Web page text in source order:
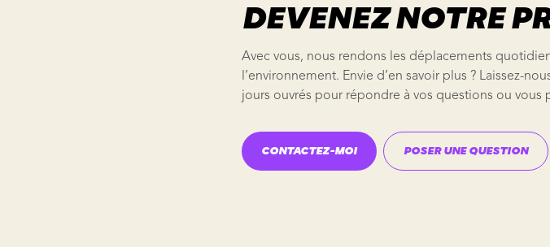
DEVENEZ NOTRE
Avec vous, nous rendons les déplacements
l’environnement. Envie d’en savoir plus ? Laissez-
jours ouvrés pour répondre à vos questions ou vous
CONTACTEZ-MOI POSER UNE QUESTION